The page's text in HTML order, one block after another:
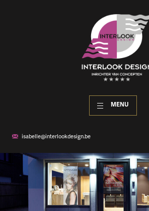
MENU
isabelle@interlookdesign.be